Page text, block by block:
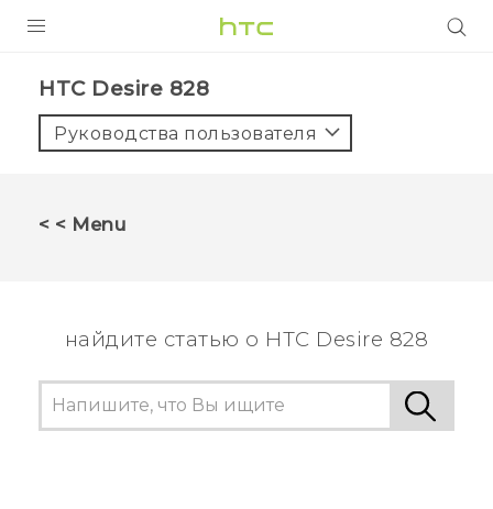
5G
ПОДДЕРЖКА
HTC Desire 828‎
Руководства пользователя
< < Menu
найдите статью о HTC Desire 828